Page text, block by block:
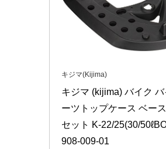
キジマ(Kijima)
キジマ (kijima) バイク
ーツトップケース ベー
セット K-22/25(30/
908-009-01